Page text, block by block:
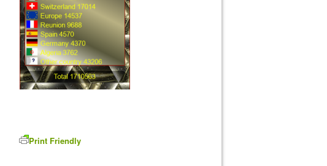
Print Friendly